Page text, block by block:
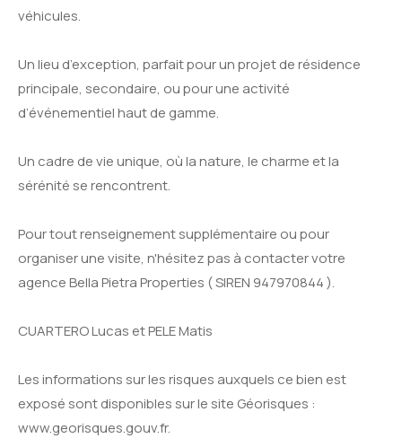
véhicules.
Un lieu d’exception, parfait pour un projet de résidence
principale, secondaire, ou pour une activité
d’événementiel haut de gamme.
Un cadre de vie unique, où la nature, le charme et la
sérénité se rencontrent.
Pour tout renseignement supplémentaire ou pour
organiser une visite, n'hésitez pas à contacter votre
agence Bella Pietra Properties ( SIREN 947970844 ).
CUARTERO Lucas et PELE Matis
Les informations sur les risques auxquels ce bien est
exposé sont disponibles sur le site Géorisques :
www.georisques.gouv.fr.